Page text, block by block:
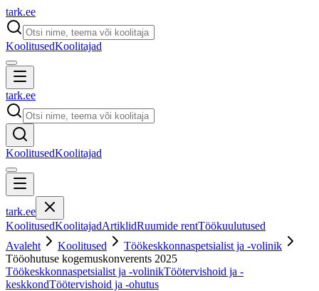
tark.ee
KoolitusedKoolitajad
tark.ee
KoolitusedKoolitajad
tark.ee
KoolitusedKoolitajadArtiklidRuumide rentTöökuulutused
Avaleht
Koolitused
Töökeskkonnaspetsialist ja -volinik
Tööohutuse kogemuskonverents 2025
Töökeskkonnaspetsialist ja -volinikTöötervishoid ja -
keskkondTöötervishoid ja -ohutus